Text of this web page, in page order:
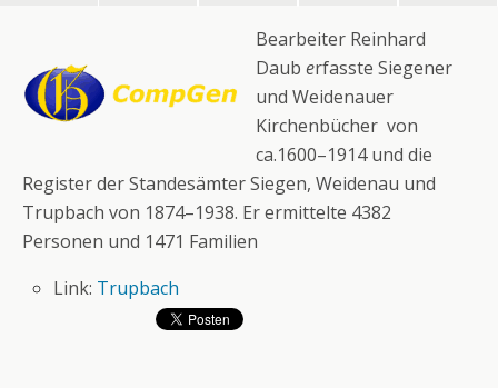
Bearbeiter Reinhard
Daub erfasste Siegener
und Weidenauer
Kirchenbücher von
ca.1600–1914 und die
Register der Standesämter Siegen, Weidenau und
Trupbach von 1874–1938. Er ermittelte 4382
Personen und 1471 Familien
Link: Trupbach